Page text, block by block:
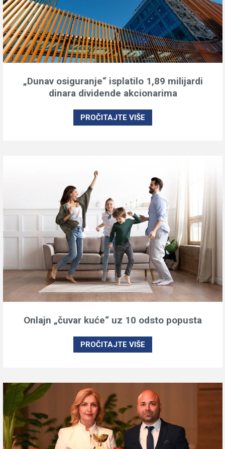
„Dunav osiguranje“ isplatilo 1,89 milijardi
dinara dividende akcionarima
PROČITAJTE VIŠE
Onlajn „čuvar kuće“ uz 10 odsto popusta
PROČITAJTE VIŠE